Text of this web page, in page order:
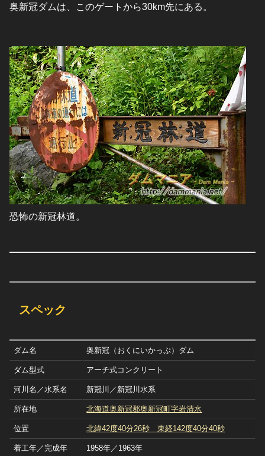
奥新冠ダムは、このゲートから30km先にある。
恐怖の新冠林道。
スペック
ダム名 奥新冠（おくにいかっぷ）ダム
ダム型式 アーチ式コンクリート
河川名／水系名 新冠川／新冠川水系
所在地 北海道奥新冠郡奥新冠町字岩清水
位置 北緯42度40分26秒 東経142度40分40秒
着工年／完成年 1958年／1963年